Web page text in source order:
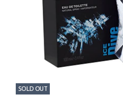
SOLD OUT